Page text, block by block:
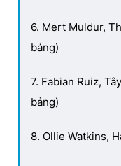
6. Mert Muldur,
bảng)
7. Fabian Ruiz,
bảng)
8. Ollie Watkins,